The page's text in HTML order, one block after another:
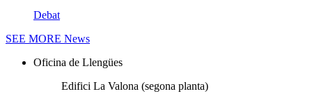
Debat
SEE MORE News
Oficina de Llengües
Edifici La Valona (segona planta)